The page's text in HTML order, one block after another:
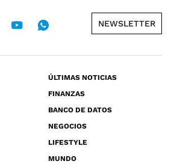
NEWSLETTER
ÚLTIMAS NOTICIAS
FINANZAS
BANCO DE DATOS
NEGOCIOS
LIFESTYLE
MUNDO